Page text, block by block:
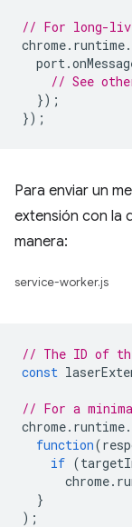
// For long-
chrome. runtime.
port.
// See
});
});
Para enviar un
extensión con la
manera:
service-worker.js
// The ID of
const
// For a
chrome. runtime.
function(
if (
chrome.
}
);